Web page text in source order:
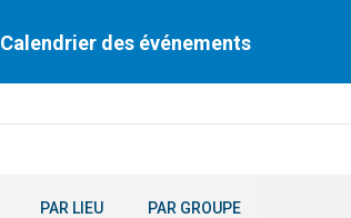
Calendrier des événements
PAR LIEU PAR GROUPE